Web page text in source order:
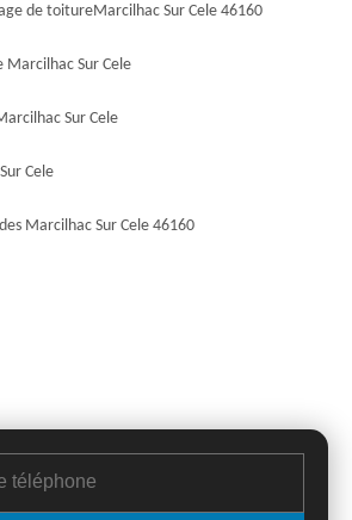
de toitureMarcilhac Sur Cele 46160
Marcilhac Sur Cele
Sur Cele
Cele
Marcilhac Sur Cele 46160